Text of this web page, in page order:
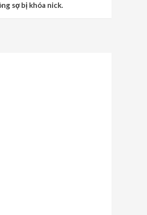
sợ bị khóa nick.